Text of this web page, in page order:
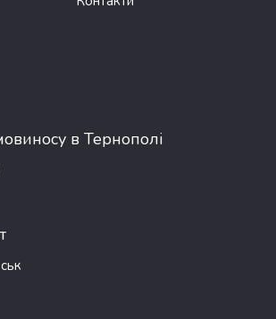
в Тернополі